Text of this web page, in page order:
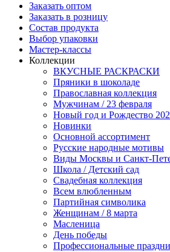
Заказать оптом
Заказать в розницу
Состав продукта
Выбор упаковки
Мастер-классы
Коллекции
ВКУСНЫЕ РАСКРАСКИ
Пряники в шоколаде
Православная коллекция
Мужчинам / 23 февраля
Новый год и Рождество
Новинки
Основной ассортимент
Русские народные мотивы
Виды Москвы и Санкт-
Школа / Детский сад
Свадебная коллекция
Всем влюбленным
Партийная символика
Женщинам / 8 марта
Масленица
День победы
Професcиональные